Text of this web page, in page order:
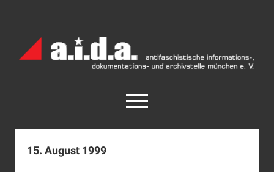
Archiv
München
open
menu
facebook
rss info@aida-archiv.de
15. August 1999